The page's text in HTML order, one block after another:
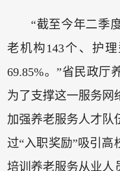
“截至今年二季
老机构143个、护
69.85%。”省民政厅
为了支撑这一服务网
加强养老服务人才队
过“入职奖励”吸引高
培训养老服务从业人